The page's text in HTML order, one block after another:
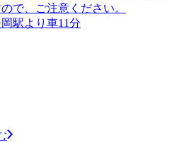
で、ご注意ください。
駅より車11分